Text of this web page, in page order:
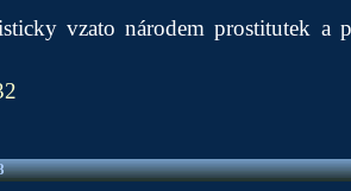
vzato národem prostitutek a